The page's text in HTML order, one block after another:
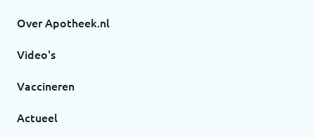
Over Apotheek.nl
Video's
Vaccineren
Actueel